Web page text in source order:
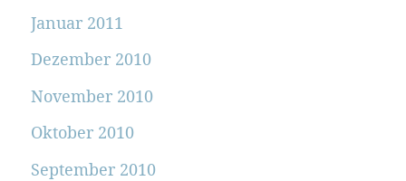
Januar 2011
Dezember 2010
November 2010
Oktober 2010
September 2010